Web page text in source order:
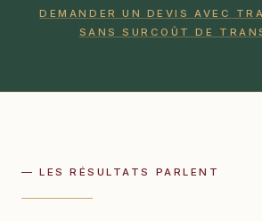
DEMANDER UN DEVIS AVEC
SANS SURCOÛT DE
— LES RÉSULTATS PARLENT